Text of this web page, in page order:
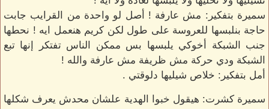
سميرة بتفكير: مش عارفة ! أصل لو واحدة من القرايب جابت
حاجة بنلبسها للعروسة على طول لكن كريم هنعمل ايه ! نحطها
جنب الشبكة أخوكي يلبسها بس ممكن الناس تفتكر إنها تبع
الشبكة ودي حركة مش ظريفة مش عارفة والله !
أمل بتفكير: خلاص شيليها دلوقتي .
سميرة كشرت: هيقول خبوا الهدية علشان محدش يعرف شكلها